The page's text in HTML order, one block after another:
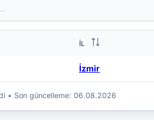
İL
İzmir
• Son güncelleme: 06.08.2026